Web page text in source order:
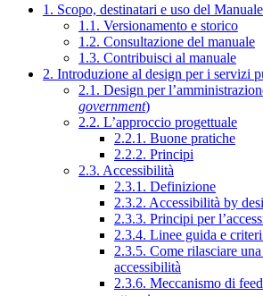
1. Scopo, destinatari e uso del
1.1. Versionamento e storico
1.2. Consultazione del manuale
1.3. Contribuisci al manuale
2. Introduzione al design per i servizi
2.1. Design per
government)
2.2. L’approccio progettuale
2.2.1. Buone pratiche
2.2.2. Principi
2.3. Accessibilità
2.3.1. Definizione
2.3.2. Accessibilità by
2.3.3. Principi per
2.3.4. Linee guida e
2.3.5. Come rilasciare
accessibilità
2.3.6. Meccanismo di